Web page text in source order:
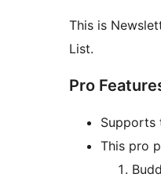
This is
List.
Pro
Supports
This pro